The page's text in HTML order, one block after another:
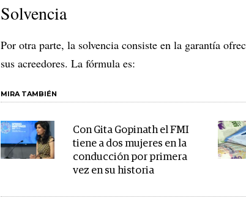
Solvencia
Por otra parte, la solvencia consiste en la garantía
sus acreedores. La fórmula es:
MIRA TAMBIÉN
Con Gita Gopinath el FMI
tiene a dos mujeres en la
conducción por primera
vez en su historia